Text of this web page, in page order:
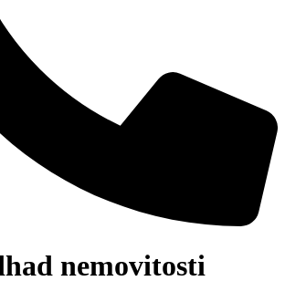
nemovitosti